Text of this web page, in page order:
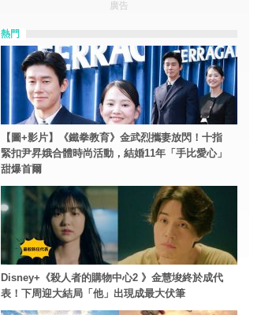
廣告
熱門
【圖+影片】《鐵拳教育》金武烈攜妻放閃！十指
緊扣尹昇娥合體時尚活動，結婚11年「手比愛心」
甜爆首爾
Disney+《殺人者的購物中心2 》金慧埈終於成代
表！下周迎大結局「他」出現成最大伏筆